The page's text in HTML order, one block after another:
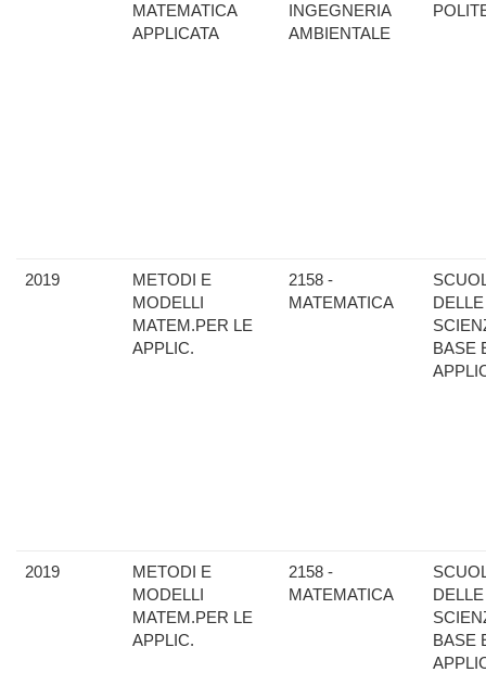
MATEMATICA
APPLICATA
INGEGNERIA
AMBIENTALE
2019
METODI E
MODELLI
MATEM.PER LE
APPLIC.
2158 -
MATEMATICA
DELLE
BASE
2019
METODI E
MODELLI
MATEM.PER LE
APPLIC.
2158 -
MATEMATICA
DELLE
BASE